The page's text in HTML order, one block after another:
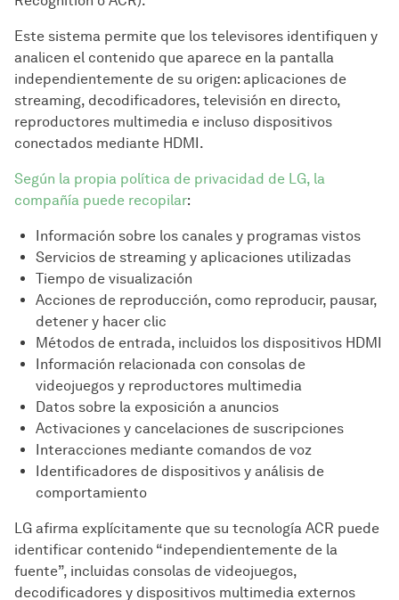
Este sistema permite que los televisores identifiquen y
analicen el contenido que aparece en la pantalla
independientemente de su origen: aplicaciones de
streaming, decodificadores, televisión en directo,
reproductores multimedia e incluso dispositivos
conectados mediante HDMI.
Según la propia política de privacidad de LG, la
compañía puede recopilar:
Información sobre los canales y programas vistos
Servicios de streaming y aplicaciones utilizadas
Tiempo de visualización
Acciones de reproducción, como reproducir, pausar,
detener y hacer clic
Métodos de entrada, incluidos los dispositivos HDMI
Información relacionada con consolas de
videojuegos y reproductores multimedia
Datos sobre la exposición a anuncios
Activaciones y cancelaciones de suscripciones
Interacciones mediante comandos de voz
Identificadores de dispositivos y análisis de
comportamiento
LG afirma explícitamente que su tecnología ACR puede
identificar contenido “independientemente de la
fuente”, incluidas consolas de videojuegos,
decodificadores y dispositivos multimedia externos